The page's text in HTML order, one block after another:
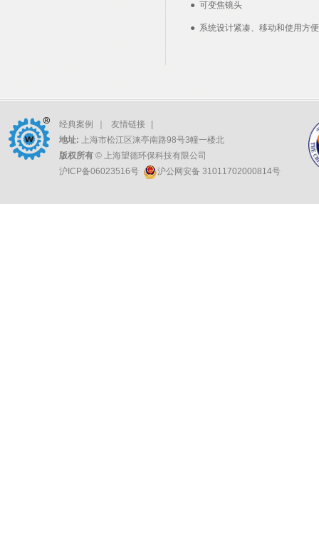
● 可变焦镜头
● 系统设计紧凑、移动和使用方便
经典案例 友情链接
地址:
上海市松江区涞亭南路98号3幢一楼北
版权所有 © 上海望德环保科技有限公司
沪ICP备06023516号
沪公网安备 31011702000814号